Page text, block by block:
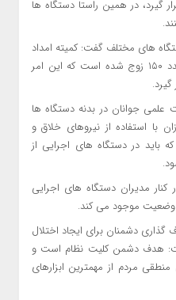
گیرد، در همین راستا دستگاه ها
های مختلف گفت: کمیته امداد
امام خمینی(ره) قم باعث ازدواج مجدد ۱۵۰ زوج شده است که این امر
جوانان در بدنه دستگاه ها
با استفاده از نیروهای خلاق و
در دستگاه های اجرایی از
مدیران دستگاه های اجرایی
وضعیت موجود می کند.
گذاری دشمنان برای ایجاد اختلال
هدف دشمن کلیت نظام است و
مردم از مهمترین ابزارهای